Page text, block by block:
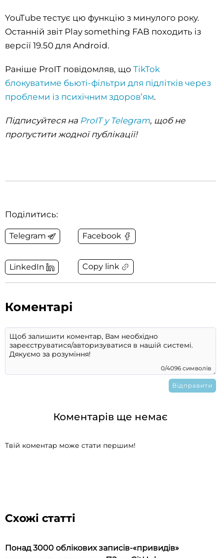
YouTube тестує цю функцію з минулого року.
Останній звіт Play something FAB походить із
версії 19.50 для Android.
Раніше ProIT повідомляв, що TikTok
блокуватиме бьюті-фільтри для підлітків через
проблеми із психічним здоров’ям.
Підписуйтеся на ProIT у Telegram, щоб не
пропустити жодної публікації!
Поділитись:
Telegram Facebook
LinkedIn Copy link
Коментарі
0/4096 символів
Коментарів ще немає
Твій коментар може стати першим!
Схожі статті
Понад 3000 облікових записів-«привидів»